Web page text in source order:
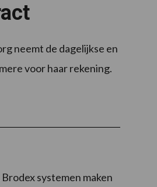
neemt de dagelijkse en
voor haar rekening.
systemen maken